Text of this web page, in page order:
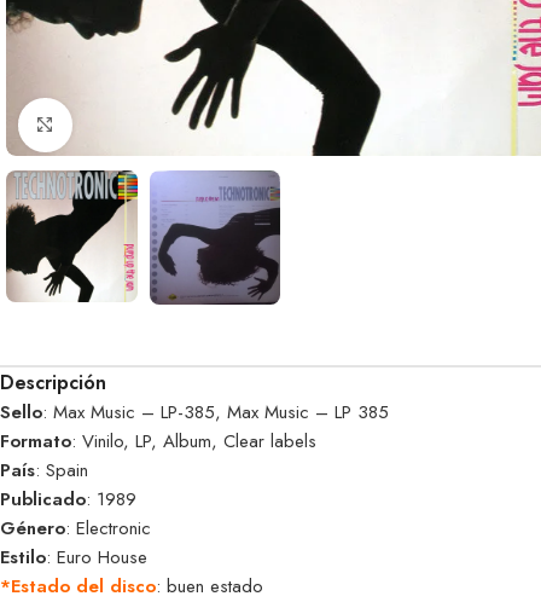
Clic para ampliar
Descripción
Sello: Max Music – LP-385, Max Music – LP 385
Formato: Vinilo, LP, Album, Clear labels
País: Spain
Publicado: 1989
Género: Electronic
Estilo: Euro House
*Estado del disco: buen estado